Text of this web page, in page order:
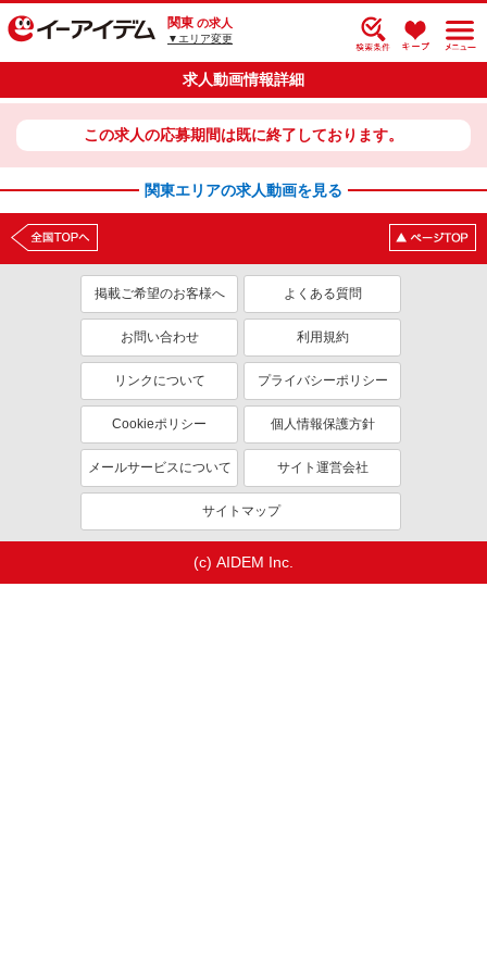
関東 の求人
▼エリア変更
求人動画情報詳細
この求人の応募期間は既に終了しております。
関東エリアの求人動画を見る
掲載ご希望のお客様へ よくある質問
お問い合わせ 利用規約
リンクについて プライバシーポリシー
Cookieポリシー 個人情報保護方針
メールサービスについて サイト運営会社
サイトマップ
(c) AIDEM Inc.